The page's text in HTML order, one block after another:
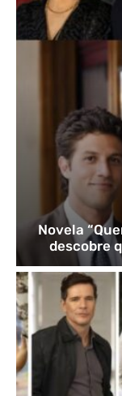
Novela
descobre